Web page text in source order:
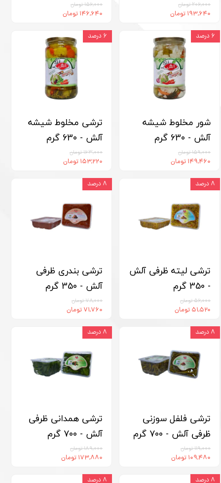
۲۰۶,۰۰۰ تومان
۱۹۳,۶۴۰ تومان
۱۵۶,۰۰۰ تومان
۱۴۶,۶۴۰ تومان
شور مخلوط شیشه
آلش - 630 گرم
۱۵۹,۰۰۰ تومان
۱۴۹,۴۶۰ تومان
۶ درصد
ترشی مخلوط شیشه
آلش - 630 گرم
۱۶۳,۰۰۰ تومان
۱۵۳,۲۲۰ تومان
۶ درصد
ترشی لیته ظرفی آلش
- 350 گرم
۵۶,۰۰۰ تومان
۵۱,۵۲۰ تومان
۸ درصد
ترشی بندری ظرفی
آلش - 350 گرم
۷۸,۰۰۰ تومان
۷۱,۷۶۰ تومان
۸ درصد
ترشی فلفل سوزنی
ظرفی آلش - 700 گرم
۱۱۹,۰۰۰ تومان
۱۰۹,۴۸۰ تومان
۸ درصد
ترشی همدانی ظرفی
آلش - 700 گرم
۱۸۹,۰۰۰ تومان
۱۷۳,۸۸۰ تومان
۸ درصد
۸ درصد ۸ درصد